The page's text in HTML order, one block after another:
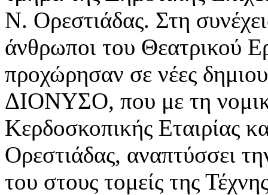
Ν. Ορεστιάδας. Στη
άνθρωποι του Θεατρικού
προχώρησαν σε νέες
ΔΙΟΝΥΣΟ, που με τη
Κερδοσκοπικής Εταιρίας
Ορεστιάδας, αναπτύσσει
του στους τομείς της